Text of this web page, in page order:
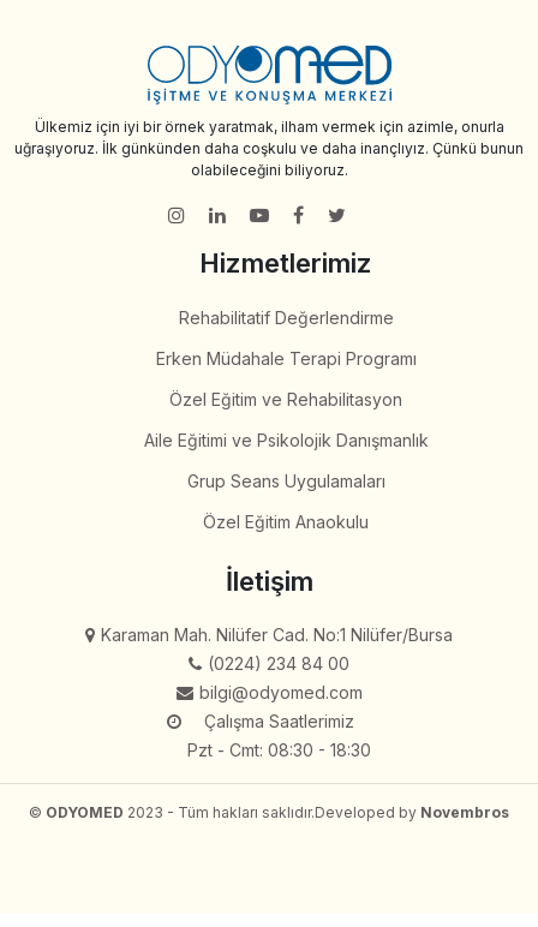
Ülkemiz için iyi bir örnek yaratmak, ilham vermek için azimle, onurla
uğraşıyoruz. İlk günkünden daha coşkulu ve daha inançlıyız. Çünkü bunun
olabileceğini biliyoruz.
Hizmetlerimiz
Rehabilitatif Değerlendirme
Erken Müdahale Terapi Programı
Özel Eğitim ve Rehabilitasyon
Aile Eğitimi ve Psikolojik Danışmanlık
Grup Seans Uygulamaları
Özel Eğitim Anaokulu
İletişim
Karaman Mah. Nilüfer Cad. No:1 Nilüfer/Bursa
(0224) 234 84 00
bilgi@odyomed.com
Çalışma Saatlerimiz
Pzt - Cmt: 08:30 - 18:30
© ODYOMED 2023 - Tüm hakları saklıdır.Developed by Novembros